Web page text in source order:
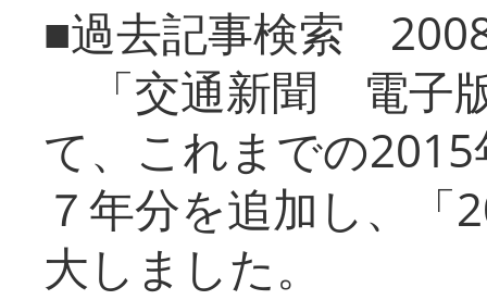
■過去記事検索
「交通新聞 電子
て、これまでの
７年分を追加し、「
大しまし